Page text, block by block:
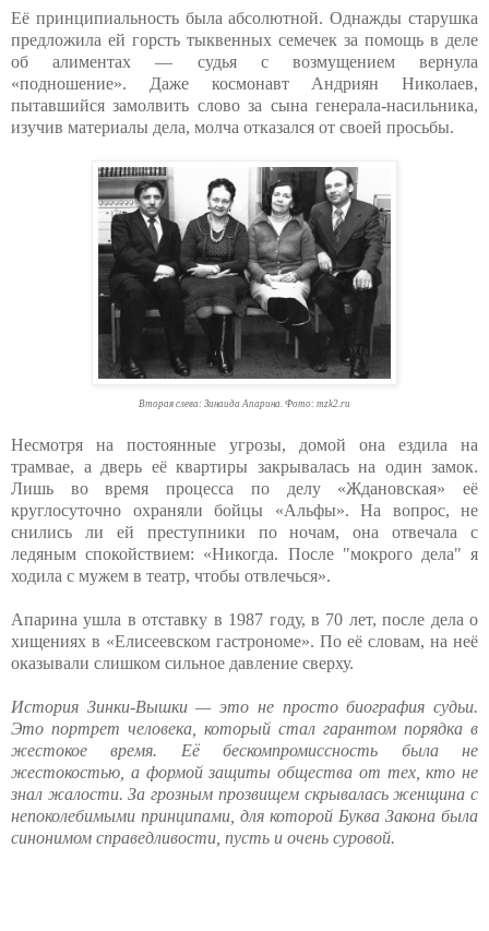
Её принципиальность была абсолютной. Однажды старушка
предложила ей горсть тыквенных семечек за помощь в деле
об алиментах — судья с возмущением вернула
«подношение». Даже космонавт Андриян Николаев,
пытавшийся замолвить слово за сына генерала-насильника,
изучив материалы дела, молча отказался от своей просьбы.
Вторая слева: Зинаида Апарина. Фото: mzk2.ru
Несмотря на постоянные угрозы, домой она ездила на
трамвае, а дверь её квартиры закрывалась на один замок.
Лишь во время процесса по делу «Ждановская» её
круглосуточно охраняли бойцы «Альфы». На вопрос, не
снились ли ей преступники по ночам, она отвечала с
ледяным спокойствием: «Никогда. После "мокрого дела" я
ходила с мужем в театр, чтобы отвлечься».
Апарина ушла в отставку в 1987 году, в 70 лет, после дела о
хищениях в «Елисеевском гастрономе». По её словам, на неё
оказывали слишком сильное давление сверху.
История Зинки-Вышки — это не просто биография судьи.
Это портрет человека, который стал гарантом порядка в
жестокое время. Её бескомпромиссность была не
жестокостью, а формой защиты общества от тех, кто не
знал жалости. За грозным прозвищем скрывалась женщина с
непоколебимыми принципами, для которой Буква Закона была
синонимом справедливости, пусть и очень суровой.